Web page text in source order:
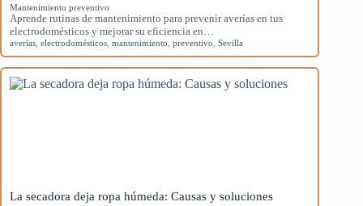
Mantenimiento preventivo
Aprende rutinas de mantenimiento para prevenir averías en tus
electrodomésticos y mejorar su eficiencia en…
averías electrodomésticos mantenimiento preventivo Sevilla
La secadora deja ropa húmeda: Causas y soluciones